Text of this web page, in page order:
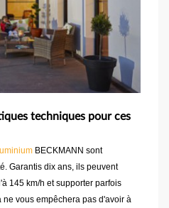
techniques pour ces
BECKMANN sont
Garantis dix ans, ils peuvent
145 km/h et supporter parfois
vous empêchera pas d'avoir à